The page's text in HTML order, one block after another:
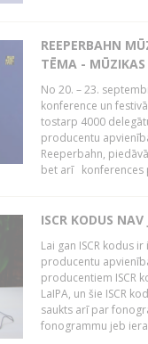
REEPERBAHN
TĒMA -
No 20. – 23.
konference un
tostarp 4000
producentu
Reeperbahn,
bet arī konferences
ISCR KODUS
Lai gan ISCR kodus
producentu
producentiem ISCR
LaIPA, un šie ISCR
saukts arī par
fonogrammu jeb